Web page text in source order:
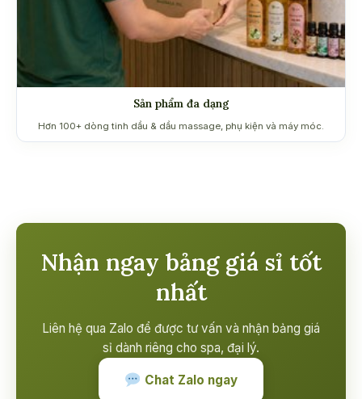
Sản phẩm đa dạng
Hơn 100+ dòng tinh dầu & dầu massage, phụ kiện và máy móc.
Nhận ngay bảng giá sỉ tốt
nhất
Liên hệ qua Zalo để được tư vấn và nhận bảng giá
sỉ dành riêng cho spa, đại lý.
Chat Zalo ngay